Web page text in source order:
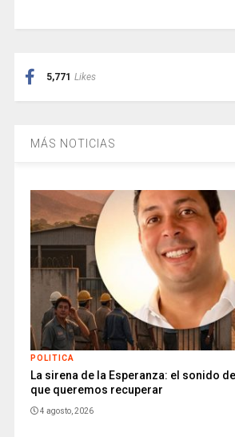
5,771 Likes
MÁS NOTICIAS
POLITICA
La sirena de la Esperanza: el sonido
que queremos recuperar
4 agosto, 2026